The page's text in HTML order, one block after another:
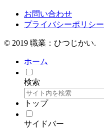
お問い合わせ
プライバシーポリシー
© 2019 職業：ひつじかい.
ホーム
検索
トップ
サイドバー